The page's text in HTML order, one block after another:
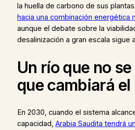
la huella de carbono de sus plantas.
hacia una combinación energética
aunque el debate sobre la
desalinización a gran escala sigue
Un río que no
que cambiará el
En 2030, cuando el sistema
capacidad, Arabia Saudita tendrá